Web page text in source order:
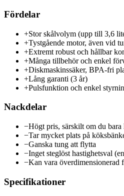
Fördelar
+Stor skålvolym (upp till 3,6
+Tystgående motor, även vid
+Extremt robust och hållbar
+Många tillbehör och enkel
+Diskmaskinssäker, BPA-fri
+Lång garanti (3 år)
+Pulsfunktion och enkel
Nackdelar
−Högt pris, särskilt om du bara
−Tar mycket plats på
−Ganska tung att flytta
−Inget steglöst hastighetsval
−Kan vara överdimensionerad
Specifikationer